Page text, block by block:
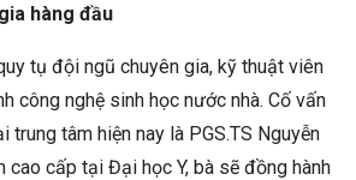
hàng đầu
tụ đội ngũ chuyên gia, kỹ thuật viên
công nghệ sinh học nước nhà. Cố vấn
trung tâm hiện nay là PGS.TS Nguyễn
cao cấp tại Đại học Y, bà sẽ đồng hành